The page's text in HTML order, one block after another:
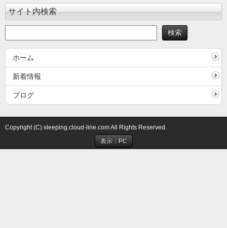
サイト内検索
ホーム
新着情報
ブログ
Copyright (C) sleeping.cloud-line.com All Rights Reserved.
表示：PC